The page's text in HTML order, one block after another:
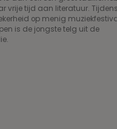
vrije tijd aan literatuur.
op menig
is de jongste telg uit de